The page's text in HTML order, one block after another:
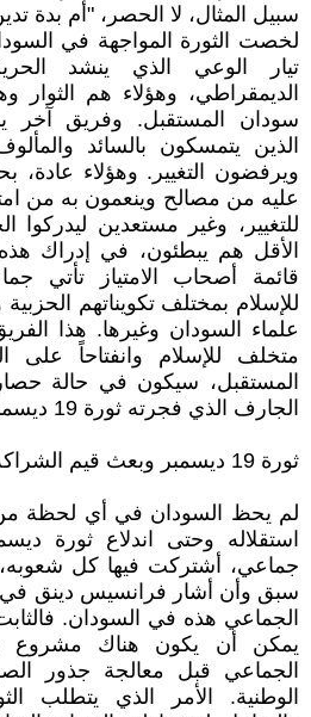
سبيل المثال، لا الحصر، "أم بدة
لخصت الثورة المواجهة في
تيار الوعي الذي ينشد
الديمقراطي، وهؤلاء هم الثوار
سودان المستقبل. وفريق آخر
الذين يتمسكون بالسائد
ويرفضون التغيير. وهؤلاء
عليه من مصالح وينعمون به من
للتغيير، وغير مستعدين ليدركوا
الأقل هم يبطئون، في إدراك
قائمة أصحاب الامتياز تأتي
للإسلام بمختلف تكويناتهم
علماء السودان وغيرها. هذا
متخلف للإسلام وانفتاحاً على
المستقبل، سيكون في حالة
الجارف الذي فجرته ثورة 19 ديسمبر.
ثورة 19 ديسمبر وبعث قيم الشراكة والبناء الجماعي
لم يحظ السودان في أي لحظة
جماعي، أشتركت فيها كل
سبق وأن أشار فرانسيس دينق في
الجماعي هذه في السودان.
يمكن أن يكون هناك مشروع
الجماعي قبل معالجة جذور
الوطنية. الأمر الذي يتطلب